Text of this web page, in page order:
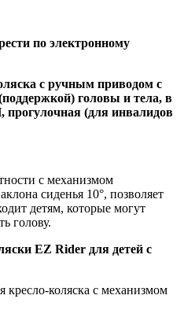
по электронному
с ручным приводом с
головы и тела, в
(для инвалидов
с механизмом
сиденья 10°, позволяет
детям, которые могут
голову.
EZ Rider для детей с
кресло-коляска с механизмом